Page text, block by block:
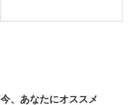
今、あなたにオススメ